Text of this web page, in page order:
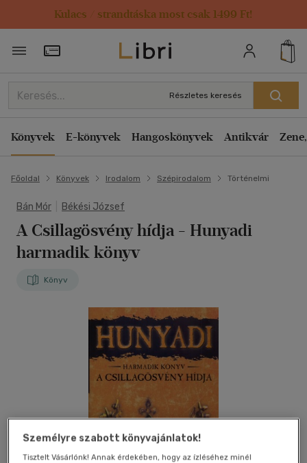
Kulacs / strandtáska most csak 1499 Ft!
Törzsvásárlói Kártya adatai
Részletes keresés
Könyvek E-könyvek Hangoskönyvek Antikvár
Főoldal Könyvek Irodalom Szépirodalom Történelmi
Bán Mór Békési József
A Csillagösvény hídja - Hunyadi
harmadik könyv
Könyv
Személyre szabott könyvajánlatok!
Tisztelt Vásárlónk! Annak érdekében, hogy az ízléséhez minél